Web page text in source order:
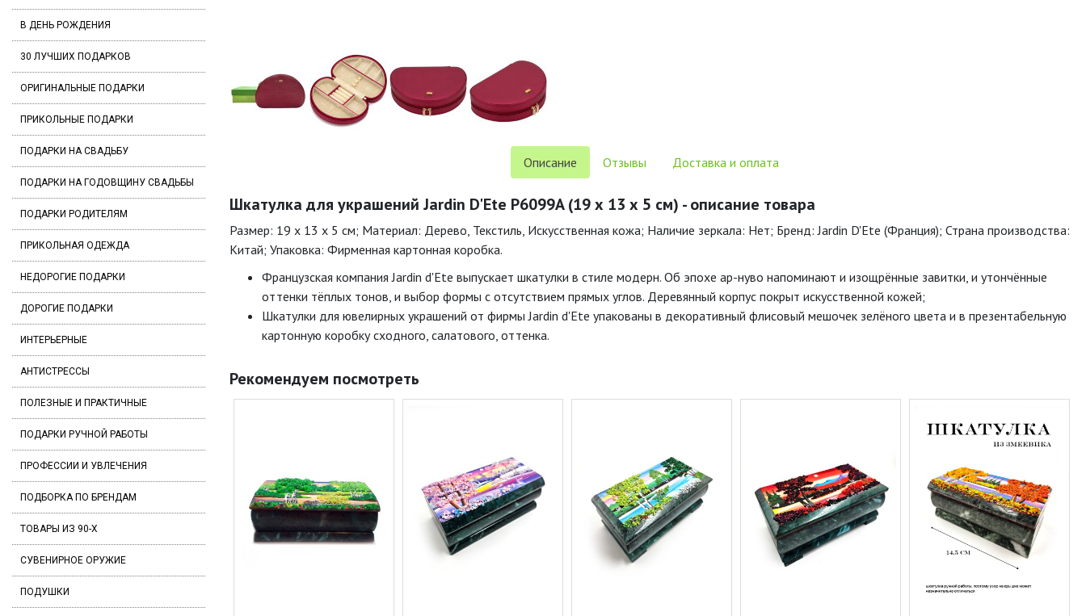
В ДЕНЬ РОЖДЕНИЯ
30 ЛУЧШИХ ПОДАРКОВ
ОРИГИНАЛЬНЫЕ ПОДАРКИ
ПРИКОЛЬНЫЕ ПОДАРКИ
ПОДАРКИ НА СВАДЬБУ
ПОДАРКИ НА ГОДОВЩИНУ СВАДЬБЫ
ПОДАРКИ РОДИТЕЛЯМ
ПРИКОЛЬНАЯ ОДЕЖДА
НЕДОРОГИЕ ПОДАРКИ
ДОРОГИЕ ПОДАРКИ
ИНТЕРЬЕРНЫЕ
АНТИСТРЕССЫ
ПОЛЕЗНЫЕ И ПРАКТИЧНЫЕ
ПОДАРКИ РУЧНОЙ РАБОТЫ
ПРОФЕССИИ И УВЛЕЧЕНИЯ
ПОДБОРКА ПО БРЕНДАМ
ТОВАРЫ ИЗ 90-Х
СУВЕНИРНОЕ ОРУЖИЕ
ПОДУШКИ
Описание Отзывы Доставка и оплата
Шкатулка для украшений Jardin D'Ete P6099A (19 х 13 х 5 см) - описание товара
Размер: 19 x 13 x 5 см; Материал: Дерево, Текстиль, Искусственная кожа; Наличие зеркала: Нет; Бренд: Jardin D'Ete (Франция); Страна производства:
Китай; Упаковка: Фирменная картонная коробка.
Французская компания Jardin d'Ete выпускает шкатулки в стиле модерн. Об эпохе ар-нуво напоминают и изощрённые завитки, и утончённые
оттенки тёплых тонов, и выбор формы с отсутствием прямых углов. Деревянный корпус покрыт искусственной кожей;
Шкатулки для ювелирных украшений от фирмы Jardin d'Ete упакованы в декоративный флисовый мешочек зелёного цвета и в презентабельную
картонную коробку сходного, салатового, оттенка.
Рекомендуем посмотреть